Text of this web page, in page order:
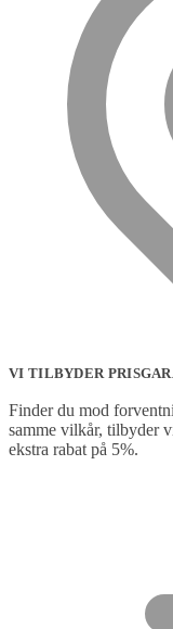
VI TILBYDER
Finder du mod
samme vilkår, tilbyder
ekstra rabat på 5%.